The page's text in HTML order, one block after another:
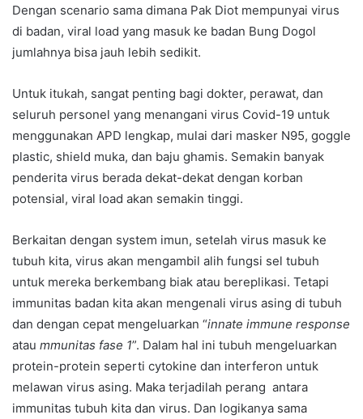
Dengan scenario sama dimana Pak Diot mempunyai virus
di badan, viral load yang masuk ke badan Bung Dogol
jumlahnya bisa jauh lebih sedikit.
Untuk itukah, sangat penting bagi dokter, perawat, dan
seluruh personel yang menangani virus Covid-19 untuk
menggunakan APD lengkap, mulai dari masker N95, goggle
plastic, shield muka, dan baju ghamis. Semakin banyak
penderita virus berada dekat-dekat dengan korban
potensial, viral load akan semakin tinggi.
Berkaitan dengan system imun, setelah virus masuk ke
tubuh kita, virus akan mengambil alih fungsi sel tubuh
untuk mereka berkembang biak atau bereplikasi. Tetapi
immunitas badan kita akan mengenali virus asing di tubuh
dan dengan cepat mengeluarkan “innate immune response
atau mmunitas fase 1”. Dalam hal ini tubuh mengeluarkan
protein-protein seperti cytokine dan interferon untuk
melawan virus asing. Maka terjadilah perang antara
immunitas tubuh kita dan virus. Dan logikanya sama